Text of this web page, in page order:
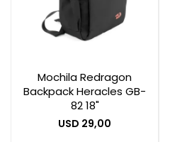
Mochila Redragon
Backpack Heracles GB-
82 18"
USD 29,00